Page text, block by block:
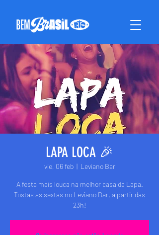
LAPA LOCA 🎉
vie, 06 feb
  |
Leviano Bar
A festa mais louca na melhor casa da Lapa.
Tostas as sextas no Leviano Bar, a partir das
23h!